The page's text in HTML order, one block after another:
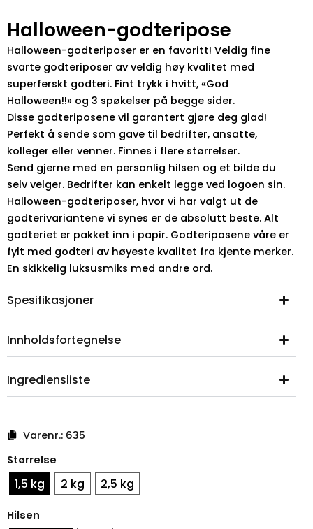
Halloween-godteripose
Halloween-godteriposer er en favoritt! Veldig fine
svarte godteriposer av veldig høy kvalitet med
superferskt godteri. Fint trykk i hvitt, «God
Halloween!!» og 3 spøkelser på begge sider.
Disse godteriposene vil garantert gjøre deg glad!
Perfekt å sende som gave til bedrifter, ansatte,
kolleger eller venner. Finnes i flere størrelser.
Send gjerne med en personlig hilsen og et bilde du
selv velger. Bedrifter kan enkelt legge ved logoen sin.
Halloween-godteriposer, hvor vi har valgt ut de
godterivariantene vi synes er de absolutt beste. Alt
godteriet er pakket inn i papir. Godteriposene våre er
fylt med godteri av høyeste kvalitet fra kjente merker.
En skikkelig luksusmiks med andre ord.
Spesifikasjoner
Innholdsfortegnelse
Ingrediensliste
Varenr.: 635
Størrelse
1,5 kg 2 kg 2,5 kg
Hilsen
godteripose
antall